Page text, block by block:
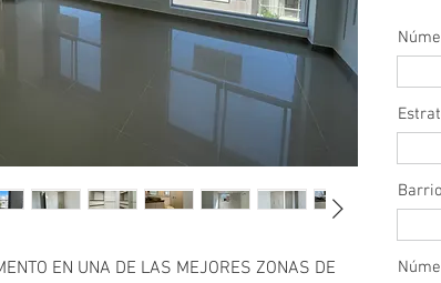
EN UNA DE LAS MEJORES ZONAS DE
Barrio